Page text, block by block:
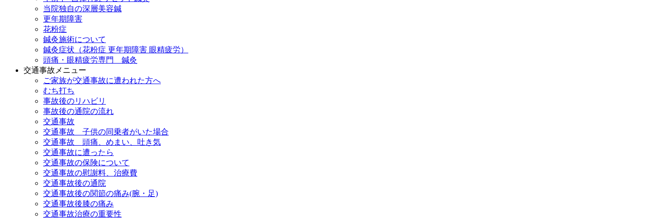
当院独自の深層美容鍼
更年期障害
花粉症
鍼灸施術について
鍼灸症状（花粉症 更年期障害 眼精疲労）
頭痛・眼精疲労専門 鍼灸
交通事故メニュー
ご家族が交通事故に遭われた方へ
むち打ち
事故後のリハビリ
事故後の通院の流れ
交通事故
交通事故 子供の同乗者がいた場合
交通事故 頭痛、めまい、吐き気
交通事故に遭ったら
交通事故の保険について
交通事故の慰謝料、治療費
交通事故後の通院
交通事故後の関節の痛み(腕・足)
交通事故後膝の痛み
交通事故治療の重要性